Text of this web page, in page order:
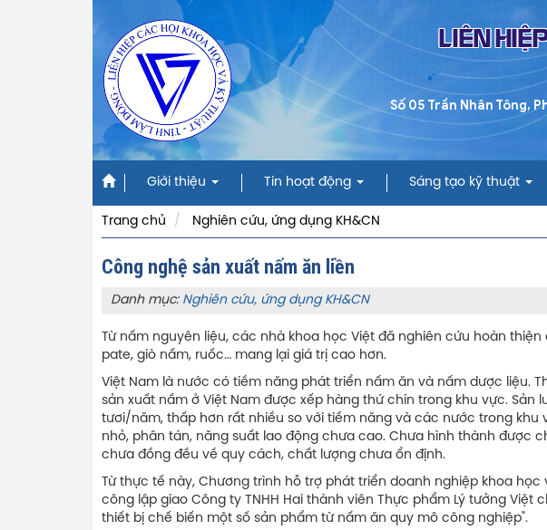
LIÊN
Số 05 Trần Nhân Tông,
Giới thiệu Tin hoạt động Sáng tạo kỹ thuật
Trang chủ Nghiên cứu, ứng dụng KH&CN
Công nghệ sản xuất nấm ăn liền
Danh mục: Nghiên cứu, ứng dụng KH&CN
Từ nấm nguyên liệu, các nhà khoa học Việt đã nghiên cứu hoàn
pate, giò nấm, ruốc… mang lại giá trị cao hơn.
Việt Nam là nước có tiềm năng phát triển nấm ăn và nấm dược liệu.
sản xuất nấm ở Việt Nam được xếp hàng thứ chín trong khu vực. Sản
tươi/năm, thấp hơn rất nhiều so với tiềm năng và các nước trong khu
nhỏ, phân tán, năng suất lao động chưa cao. Chưa hình thành được
chưa đồng đều về quy cách, chất lượng chưa ổn định.
Từ thực tế này, Chương trình hỗ trợ phát triển doanh nghiệp khoa
công lập giao Công ty TNHH Hai thành viên Thực phẩm Lý tưởng
thiết bị chế biến một số sản phẩm từ nấm ăn quy mô công nghiệp".